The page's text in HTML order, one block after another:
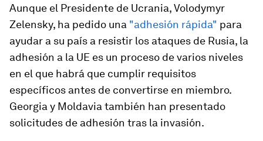
Aunque el Presidente de Ucrania, Volodymyr
Zelensky, ha pedido una "adhesión rápida" para
ayudar a su país a resistir los ataques de Rusia, la
adhesión a la UE es un proceso de varios niveles
en el que habrá que cumplir requisitos
específicos antes de convertirse en miembro.
Georgia y Moldavia también han presentado
solicitudes de adhesión tras la invasión.